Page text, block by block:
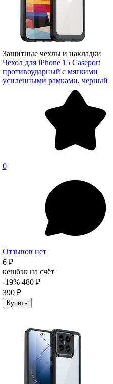
Защитные чехлы и накладки
Чехол для iPhone 15 Caseport
противоударный с мягкими
усиленными рамками, черный
0
Отзывов нет
6 ₽
кешбэк на счёт
-19% 480 ₽
390 ₽
Купить